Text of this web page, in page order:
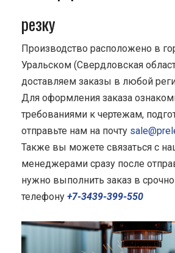
резку
Производство расположено в
Уральском (Свердловская
доставляем заказы в любой
Для оформления заказа
требованиями к чертежам,
отправьте нам на почту
Также вы можете связаться с
менеджерами сразу после
нужно выполнить заказ в
телефону +7-3439-399-550